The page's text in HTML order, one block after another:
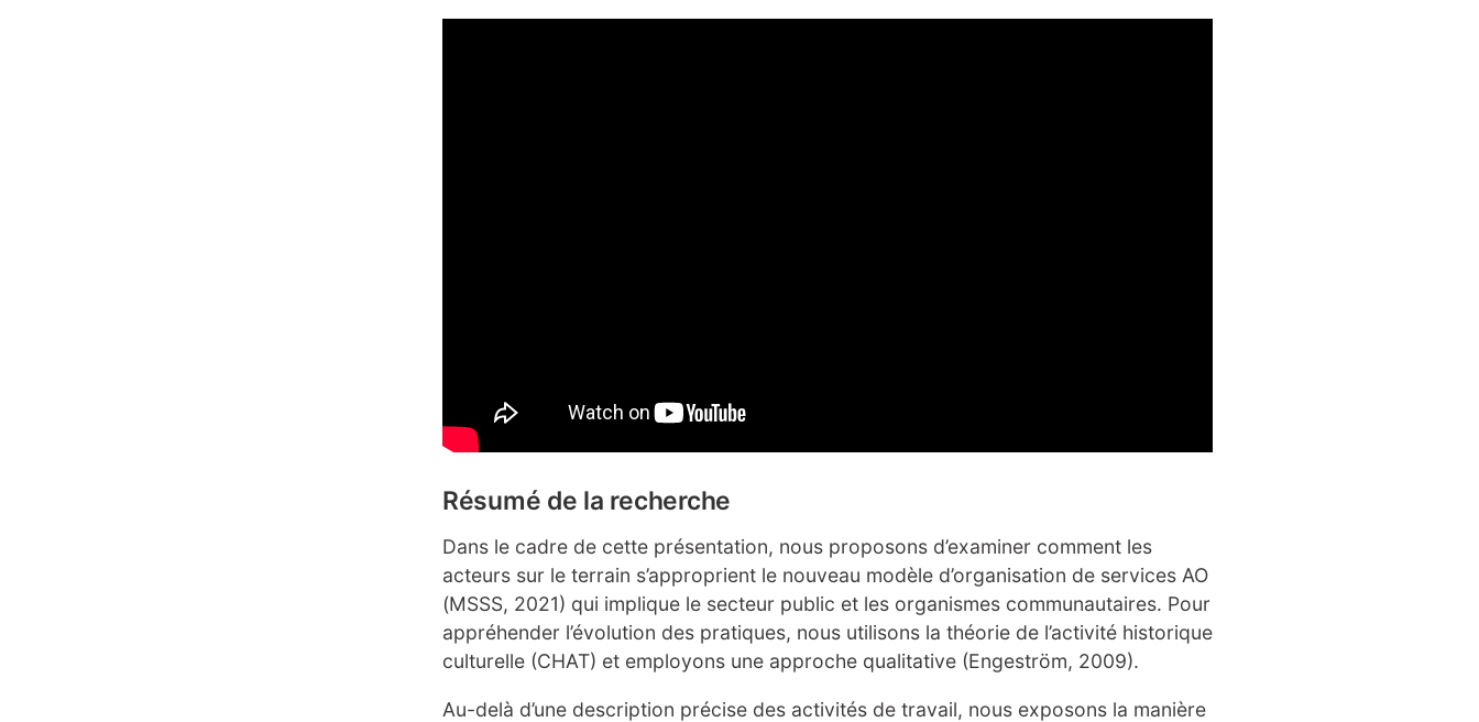
Résumé de la recherche
Dans le cadre de cette présentation, nous proposons d’examiner comment les
acteurs sur le terrain s’approprient le nouveau modèle d’organisation de services AO
(MSSS, 2021) qui implique le secteur public et les organismes communautaires. Pour
appréhender l’évolution des pratiques, nous utilisons la théorie de l’activité historique
culturelle (CHAT) et employons une approche qualitative (Engeström, 2009).
Au-delà d’une description précise des activités de travail, nous exposons la manière